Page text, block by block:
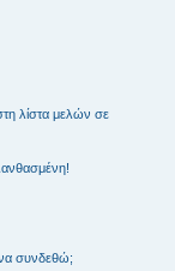
λίστα μελών σε
συνδεθώ;